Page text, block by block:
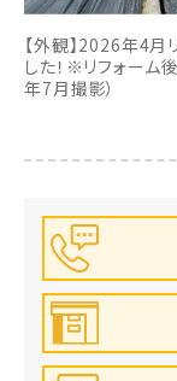
【外観】2026年4月
した！※リフォーム
年7月撮影）